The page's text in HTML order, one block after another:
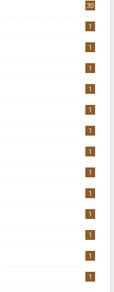
30
1
1
1
1
1
1
1
1
1
1
1
1
1